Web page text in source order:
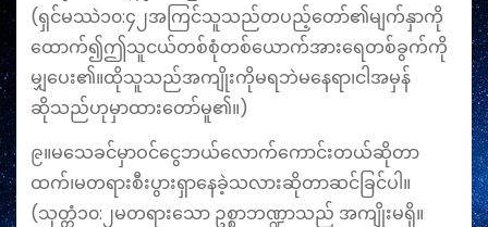
(ရှင်မဿဲ၁၀:၄၂အကြင်သူသည်တပည့်တော်၏မျက်နှာကို
ထောက်၍ဤသူငယ်တစ်စုံတစ်ယောက်အားရေတစ်ခွက်ကို
မျှပေး၏။ထိုသူသည်အကျိုးကိုမရဘဲမနေရာ၊ငါအမှန်
ဆိုသည်ဟုမှာထားတော်မူ၏။)
၉။မသေခင်မှာဝင်ငွေဘယ်လောက်ကောင်းတယ်ဆိုတာ
ထက်၊မတရားစီးပွားရှာနေခဲ့သလားဆိုတာဆင်ခြင်ပါ။
(သုတ္တံ၁၀:၂မတရားသော ဥစ္စာဘဏ္ဍာသည် အကျိုးမရှိ။